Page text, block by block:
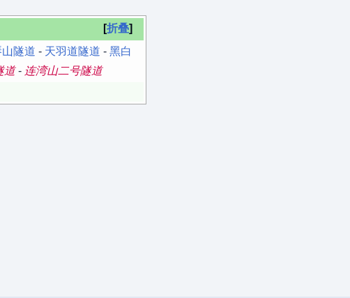
折叠
隧道 - 天羽道隧道 - 黑白
道- 连湾山二号隧道